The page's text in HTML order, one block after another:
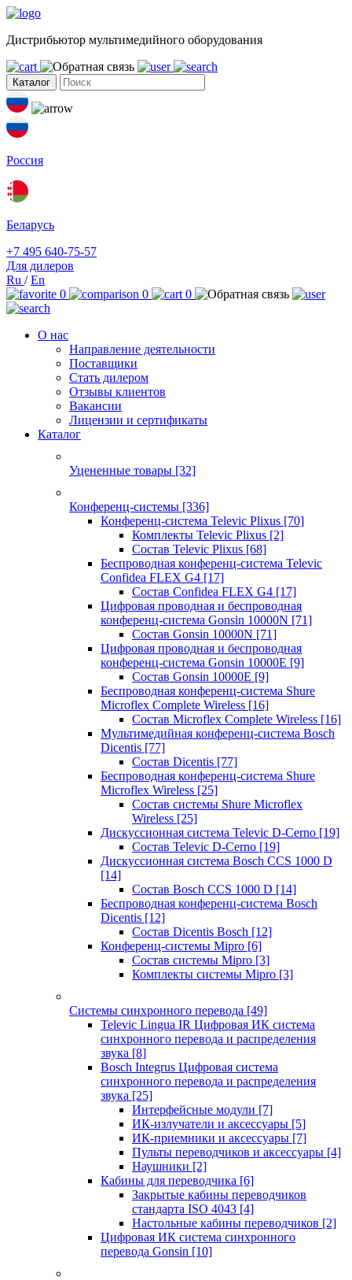
Дистрибьютор мультимедийного оборудования
Каталог
Россия
Беларусь
+7 495 640-75-57
Для дилеров
Ru /En
0
0 0
О нас
Направление деятельности
Поставщики
Стать дилером
Отзывы клиентов
Вакансии
Лицензии и сертификаты
Каталог
Уцененные товары [32]
Конференц-системы [336]
Конференц-система Televic Plixus [70]
Комплекты Televic Plixus [2]
Состав Televic Plixus [68]
Беспроводная конференц-система Televic
Confidea FLEX G4 [17]
Состав Confidea FLEX G4 [17]
Цифровая проводная и беспроводная
конференц-система Gonsin 10000N [71]
Состав Gonsin 10000N [71]
Цифровая проводная и беспроводная
конференц-система Gonsin 10000E [9]
Состав Gonsin 10000E [9]
Беспроводная конференц-система Shure
Microflex Complete Wireless [16]
Состав Microflex Complete Wireless [16]
Мультимедийная конференц-система Bosch
Dicentis [77]
Состав Dicentis [77]
Беспроводная конференц-система Shure
Microflex Wireless [25]
Состав системы Shure Microflex
Wireless [25]
Дискуссионная система Televic D-Cerno [19]
Состав Televic D-Cerno [19]
Дискуссионная система Bosch CCS 1000 D
[14]
Состав Bosch CCS 1000 D [14]
Беспроводная конференц-система Bosch
Dicentis [12]
Состав Dicentis Bosch [12]
Конференц-системы Mipro [6]
Состав системы Mipro [3]
Комплекты системы Mipro [3]
Системы синхронного перевода [49]
Televic Lingua IR Цифровая ИК система
синхронного перевода и распределения
звука [8]
Bosch Integrus Цифровая система
синхронного перевода и распределения
звука [25]
Интерфейсные модули [7]
ИК-излучатели и аксессуары [5]
ИК-приемники и аксессуары [7]
Пульты переводчиков и аксессуары [4]
Наушники [2]
Кабины для переводчика [6]
Закрытые кабины переводчиков
стандарта ISO 4043 [4]
Настольные кабины переводчиков [2]
Цифровая ИК система синхронного
перевода Gonsin [10]